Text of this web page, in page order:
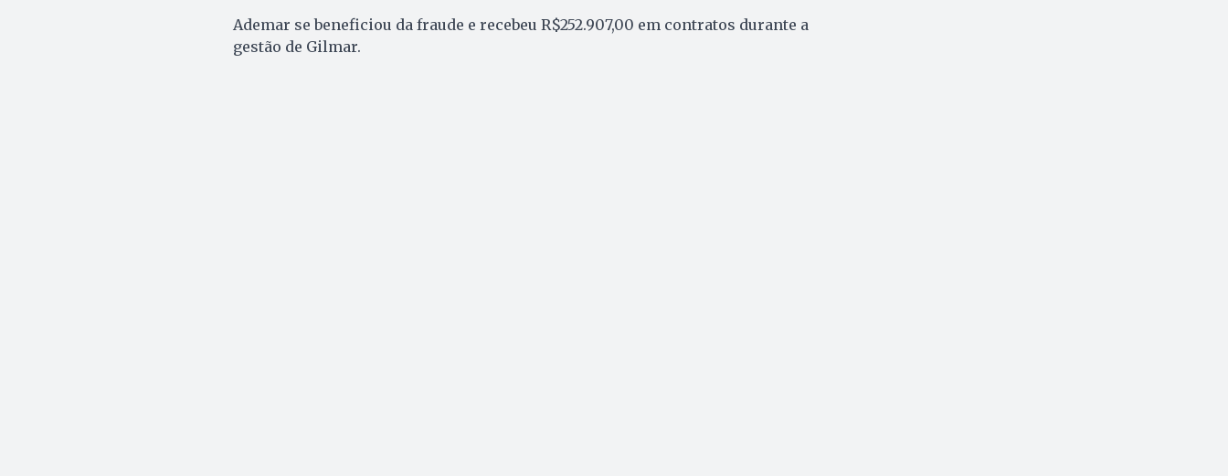
Ademar se beneficiou da fraude e recebeu R$252.907,00 em contratos durante a
gestão de Gilmar.